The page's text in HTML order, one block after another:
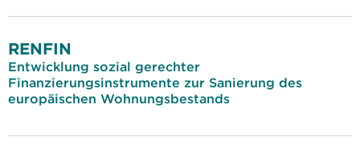
RENFIN
Entwicklung sozial gerechter
Finanzierungsinstrumente zur Sanierung des
europäischen Wohnungsbestands